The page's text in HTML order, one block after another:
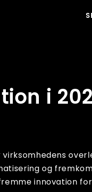
i
og
innovation